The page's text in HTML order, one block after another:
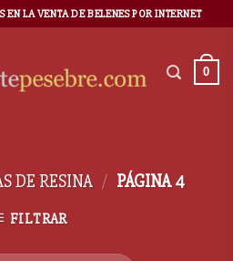
LA VENTA DE BELENES POR INTERNET
0
DE RESINA / PÁGINA 4
FILTRAR